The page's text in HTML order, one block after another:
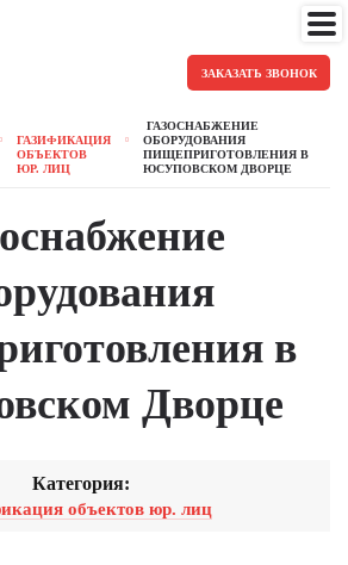
ЗАКАЗАТЬ ЗВОНОК
ГАЗИФИКАЦИЯ
ОБЪЕКТОВ
ЮР. ЛИЦ
ГАЗОСНАБЖЕНИЕ
ОБОРУДОВАНИЯ
ПИЩЕПРИГОТОВЛЕНИЯ В
ЮСУПОВСКОМ ДВОРЦЕ
в
Дворце
Категория:
объектов юр. лиц